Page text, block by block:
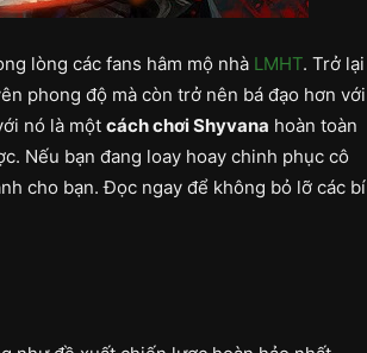
lòng các fans hâm mộ nhà LMHT. Trở lại
phong độ mà còn trở nên bá đạo hơn với
nó là một cách chơi Shyvana hoàn toàn
Nếu bạn đang loay hoay chinh phục cô
cho bạn. Đọc ngay để không bỏ lỡ các bí